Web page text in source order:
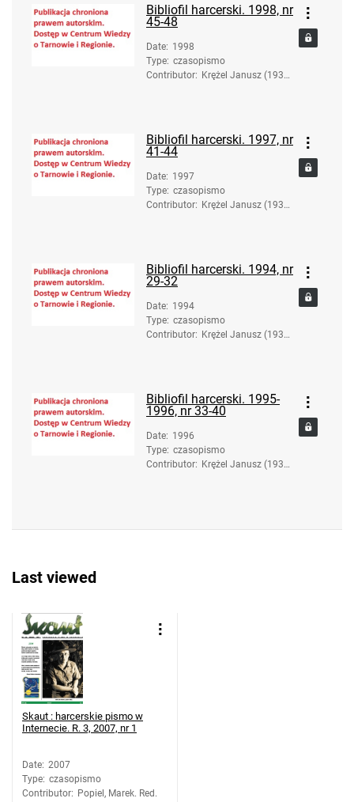
Bibliofil harcerski. 1998, nr
45-48
Date: 1998
Type: czasopismo
Contributor: Krężel Janusz (1936-
Bibliofil harcerski. 1997, nr
41-44
Date: 1997
Type: czasopismo
Contributor: Krężel Janusz (1936-
Bibliofil harcerski. 1994, nr
29-32
Date: 1994
Type: czasopismo
Contributor: Krężel Janusz (1936-
Bibliofil harcerski. 1995-
1996, nr 33-40
Date: 1996
Type: czasopismo
Contributor: Krężel Janusz (1936-
Last viewed
Skaut : harcerskie pismo w
Internecie. R. 3, 2007, nr 1
Date: 2007
Type: czasopismo
Contributor: Popiel, Marek. Red.